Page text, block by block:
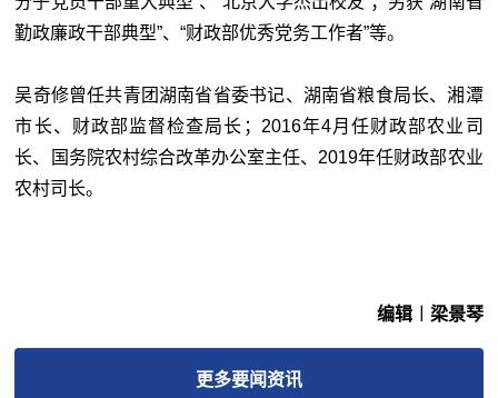
勤政廉政干部典型”、“财政部优秀党务工作者”等。
吴奇修曾任共青团湖南省省委书记、湖南省粮食局长、湘潭
市长、财政部监督检查局长；2016年4月任财政部农业司
长、国务院农村综合改革办公室主任、2019年任财政部农业
农村司长。
编辑︱梁景琴
更多要闻资讯